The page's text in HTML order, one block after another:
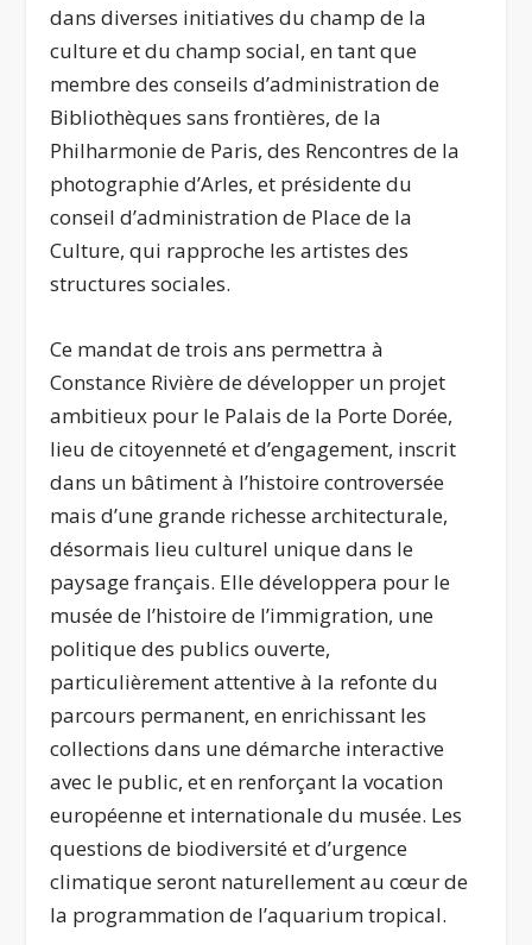
dans diverses initiatives du champ de la
culture et du champ social, en tant que
membre des conseils d’administration de
Bibliothèques sans frontières, de la
Philharmonie de Paris, des Rencontres de la
photographie d’Arles, et présidente du
conseil d’administration de Place de la
Culture, qui rapproche les artistes des
structures sociales.
Ce mandat de trois ans permettra à
Constance Rivière de développer un projet
ambitieux pour le Palais de la Porte Dorée,
lieu de citoyenneté et d’engagement, inscrit
dans un bâtiment à l’histoire controversée
mais d’une grande richesse architecturale,
désormais lieu culturel unique dans le
paysage français. Elle développera pour le
musée de l’histoire de l’immigration, une
politique des publics ouverte,
particulièrement attentive à la refonte du
parcours permanent, en enrichissant les
collections dans une démarche interactive
avec le public, et en renforçant la vocation
européenne et internationale du musée. Les
questions de biodiversité et d’urgence
climatique seront naturellement au cœur de
la programmation de l’aquarium tropical.